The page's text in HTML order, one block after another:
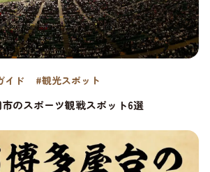
イド #観光スポット
のスポーツ観戦スポット6選